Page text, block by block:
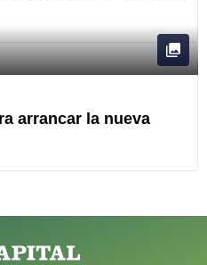
arrancar la nueva